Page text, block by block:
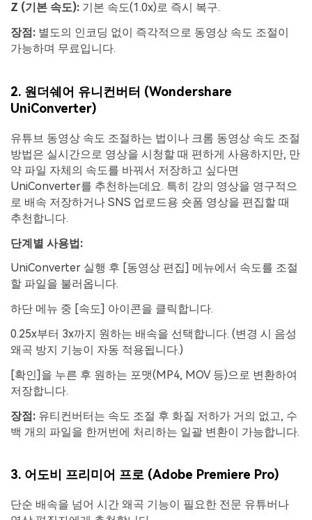
Z (기본 속도): 기본 속도(1.0x)로 즉시 복구.
장점: 별도의 인코딩 없이 즉각적으로 동영상 속도 조절이
가능하며 무료입니다.
2. 원더쉐어 유니컨버터 (Wondershare
UniConverter)
유튜브 동영상 속도 조절하는 법이나 크롬 동영상 속도 조절
방법은 실시간으로 영상을 시청할 때 편하게 사용하지만, 만
약 파일 자체의 속도를 바꿔서 저장하고 싶다면
UniConverter를 추천하는데요. 특히 강의 영상을 영구적으
로 배속 저장하거나 SNS 업로드용 숏폼 영상을 편집할 때
추천합니다.
단계별 사용법:
UniConverter 실행 후 [동영상 편집] 메뉴에서 속도를 조절
할 파일을 불러옵니다.
하단 메뉴 중 [속도] 아이콘을 클릭합니다.
0.25x부터 3x까지 원하는 배속을 선택합니다. (변경 시 음성
왜곡 방지 기능이 자동 적용됩니다.)
[확인]을 누른 후 원하는 포맷(MP4, MOV 등)으로 변환하여
저장합니다.
장점: 유티컨버터는 속도 조절 후 화질 저하가 거의 없고, 수
백 개의 파일을 한꺼번에 처리하는 일괄 변환이 가능합니다.
3. 어도비 프리미어 프로 (Adobe Premiere Pro)
단순 배속을 넘어 시간 왜곡 기능이 필요한 전문 유튜버나